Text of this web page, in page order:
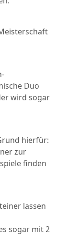
Duo
wird sogar
hierfür:
zur
finden
lassen
sogar mit 2